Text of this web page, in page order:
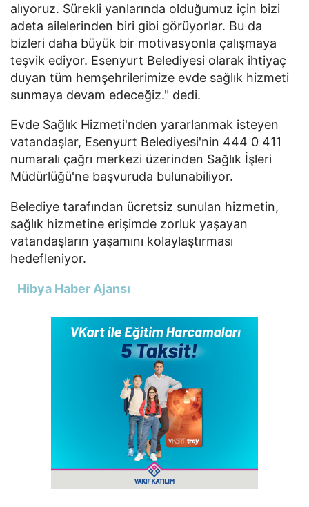
alıyoruz. Sürekli yanlarında olduğumuz için bizi
adeta ailelerinden biri gibi görüyorlar. Bu da
bizleri daha büyük bir motivasyonla çalışmaya
teşvik ediyor. Esenyurt Belediyesi olarak ihtiyaç
duyan tüm hemşehrilerimize evde sağlık hizmeti
sunmaya devam edeceğiz." dedi.
Evde Sağlık Hizmeti'nden yararlanmak isteyen
vatandaşlar, Esenyurt Belediyesi'nin 444 0 411
numaralı çağrı merkezi üzerinden Sağlık İşleri
Müdürlüğü'ne başvuruda bulunabiliyor.
Belediye tarafından ücretsiz sunulan hizmetin,
sağlık hizmetine erişimde zorluk yaşayan
vatandaşların yaşamını kolaylaştırması
hedefleniyor.
Hibya Haber Ajansı